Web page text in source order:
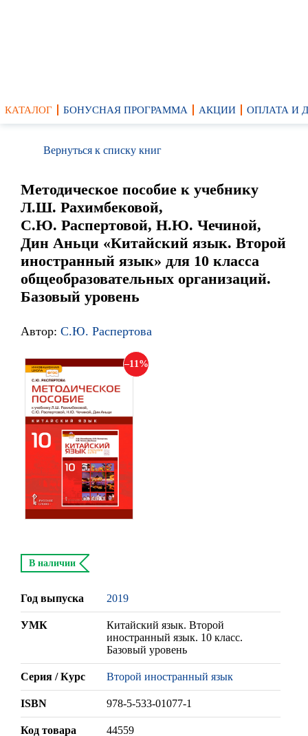
КАТАЛОГ БОНУСНАЯ ПРОГРАММА АКЦИИ ОПЛАТА И
Вернуться к списку книг
Методическое пособие к учебнику
Л.Ш. Рахимбековой,
С.Ю. Распертовой, Н.Ю. Чечиной,
Дин Аньци «Китайский язык. Второй
иностранный язык» для 10 класса
общеобразовательных организаций.
Базовый уровень
Автор: С.Ю. Распертова
11
В наличии
Год выпуска 2019
УМК
Китайский язык. Второй
иностранный язык. 10 класс.
Базовый уровень
Серия / Курс Второй иностранный язык
ISBN 978-5-533-01077-1
Код товара 44559